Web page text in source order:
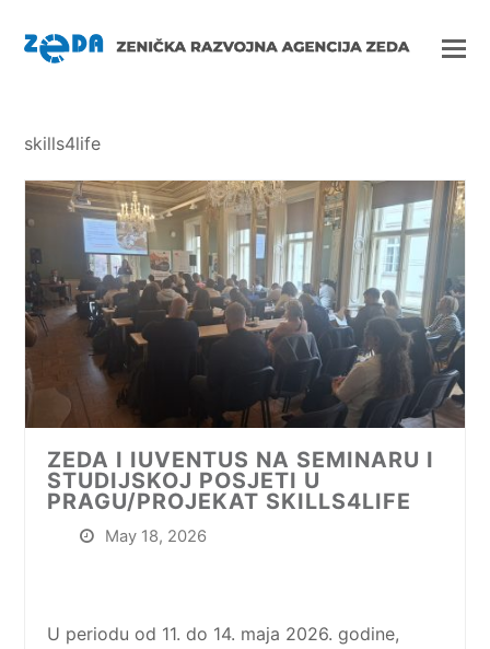
skills4life
ZEDA I IUVENTUS NA SEMINARU I
STUDIJSKOJ POSJETI U
PRAGU/PROJEKAT SKILLS4LIFE
May 18, 2026
U periodu od 11. do 14. maja 2026. godine,